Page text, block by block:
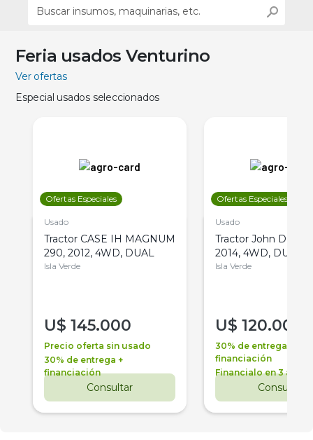
Feria usados Venturino
Ver ofertas
Especial usados seleccionados
Ofertas Especiales
Usado
Tractor CASE IH MAGNUM
290, 2012, 4WD, DUAL
Isla Verde
U$ 145.000
Precio oferta sin usado
30% de entrega +
financiación
Consultar
Ofertas Especiales
Usado
Tractor John Deere
2014, 4WD, DUAL
Isla Verde
U$ 120.000
30% de entrega +
financiación
Financialo en 3 años
Consultar